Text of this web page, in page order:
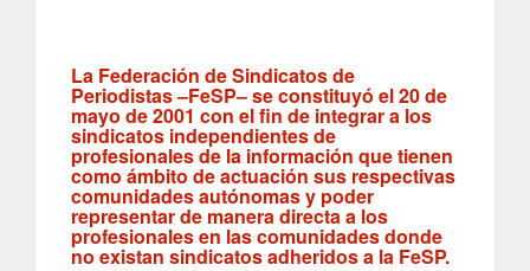
La Federación de Sindicatos de
Periodistas –FeSP– se constituyó el 20 de
mayo de 2001 con el fin de integrar a los
sindicatos independientes de
profesionales de la información que tienen
como ámbito de actuación sus respectivas
comunidades autónomas y poder
representar de manera directa a los
profesionales en las comunidades donde
no existan sindicatos adheridos a la FeSP.